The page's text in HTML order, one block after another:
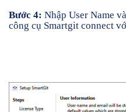
Bước 4: Nhập User Name
công cụ Smartgit connect